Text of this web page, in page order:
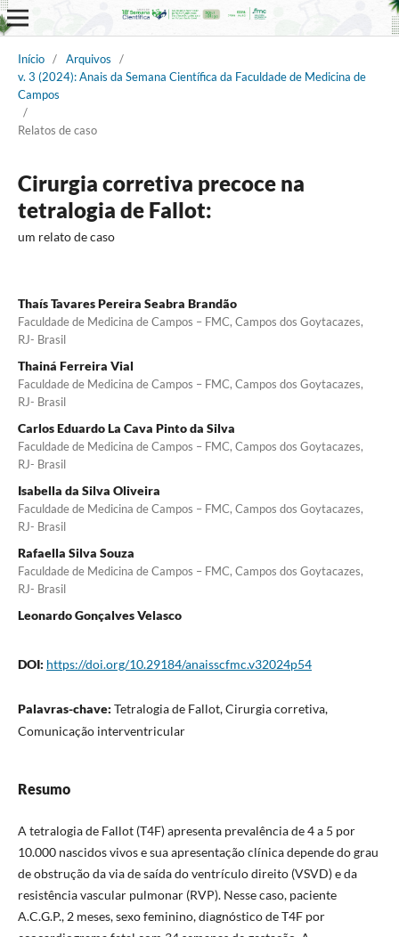
Início / Arquivos
/
v. 3 (2024): Anais da Semana Científica da Faculdade de Medicina de
Campos
/
Relatos de caso
Cirurgia corretiva precoce na
tetralogia de Fallot:
um relato de caso
Thaís Tavares Pereira Seabra Brandão
Faculdade de Medicina de Campos – FMC, Campos dos Goytacazes,
RJ- Brasil
Thainá Ferreira Vial
Faculdade de Medicina de Campos – FMC, Campos dos Goytacazes,
RJ- Brasil
Carlos Eduardo La Cava Pinto da Silva
Faculdade de Medicina de Campos – FMC, Campos dos Goytacazes,
RJ- Brasil
Isabella da Silva Oliveira
Faculdade de Medicina de Campos – FMC, Campos dos Goytacazes,
RJ- Brasil
Rafaella Silva Souza
Faculdade de Medicina de Campos – FMC, Campos dos Goytacazes,
RJ- Brasil
Leonardo Gonçalves Velasco
DOI: https://doi.org/10.29184/anaisscfmc.v32024p54
Palavras-chave: Tetralogia de Fallot, Cirurgia corretiva,
Comunicação interventricular
Resumo
A tetralogia de Fallot (T4F) apresenta prevalência de 4 a 5 por
10.000 nascidos vivos e sua apresentação clínica depende do grau
de obstrução da via de saída do ventrículo direito (VSVD) e da
resistência vascular pulmonar (RVP). Nesse caso, paciente
A.C.G.P., 2 meses, sexo feminino, diagnóstico de T4F por